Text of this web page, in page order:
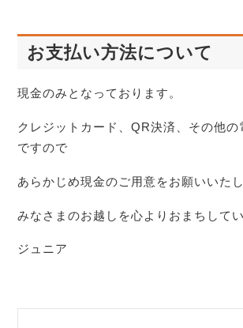
お支払い方法について
現金のみとなっております。
クレジットカード、QR決済、その他の
ですので
あらかじめ現金のご用意をお願いいたし
みなさまのお越しを心よりおまちしてい
ジュニア